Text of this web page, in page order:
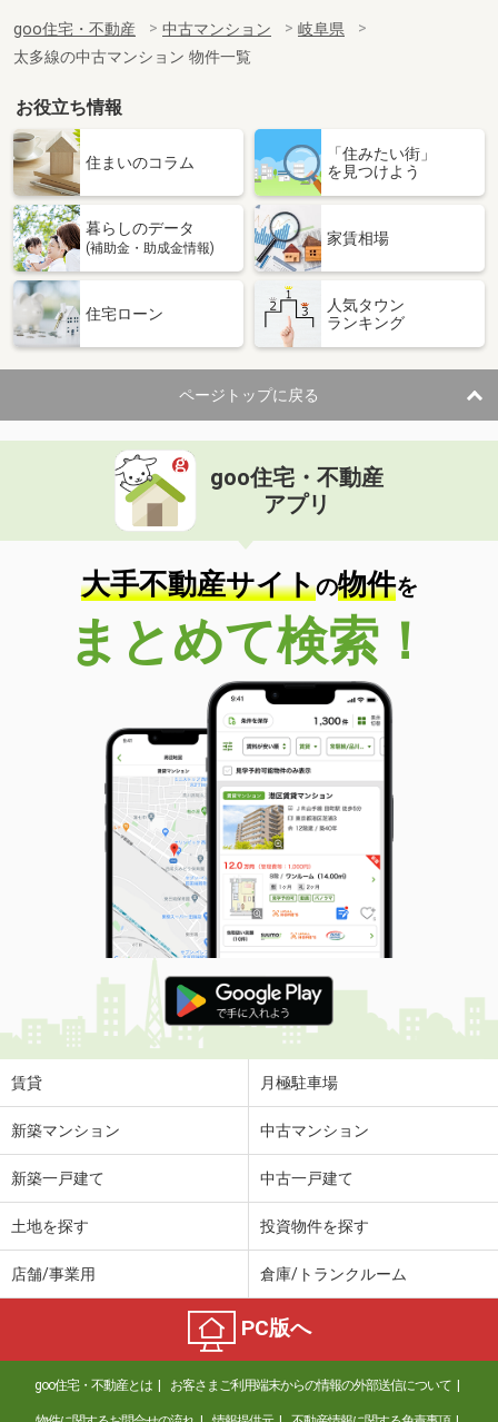
goo住宅・不動産 中古マンション
岐阜県
太多線の中古マンション 物件一覧
お役立ち情報
住まいのコラム
「住みたい街」
を見つけよう
暮らしのデータ
(補助金・助成金情報)
家賃相場
住宅ローン
人気タウン
ランキング
ページトップに戻る
goo住宅・不動産
アプリ
大手不動産サイトの物件を
まとめて検索！
賃貸 月極駐車場
新築マンション 中古マンション
新築一戸建て 中古一戸建て
土地を探す 投資物件を探す
店舗/事業用 倉庫/トランクルーム
PC版へ
goo住宅・不動産とは お客さまご利用端末からの情報の外部送信について